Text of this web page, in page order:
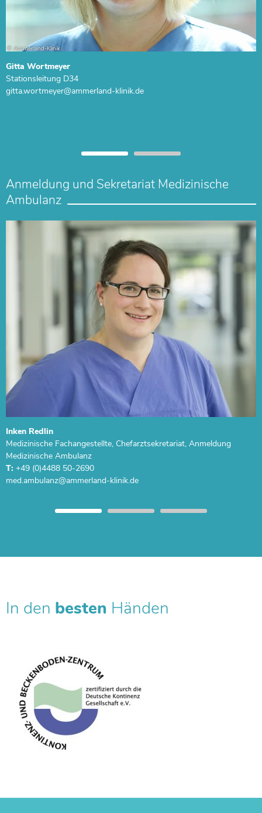
Gitta Wortmeyer
Stationsleitung D34
Anmeldung und Sekretariat Medizinische
Ambulanz
Inken Redlin
Medizinische Fachangestellte, Chefarztsekretariat, Anmeldung
Medizinische Ambulanz
T: +49 (0)4488 50-2690
In den besten Händen